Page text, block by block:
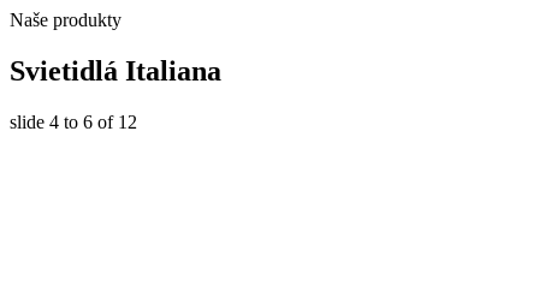
Naše produkty
Svietidlá Italiana
slide 4 to 6 of 12